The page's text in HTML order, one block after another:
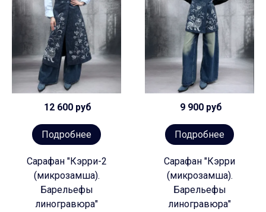
12 600 руб
Подробнее
Сарафан "Кэрри-2
(микрозамша).
Барельефы
линогравюра"
9 900 руб
Подробнее
Сарафан "Кэрри
(микрозамша).
Барельефы
линогравюра"